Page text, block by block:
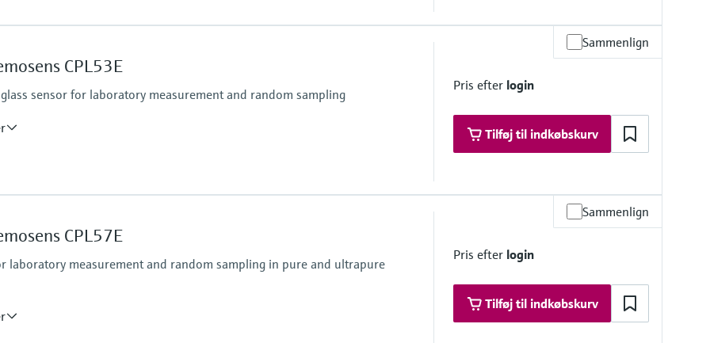
Sammenlign
CPL53E
sensor for laboratory measurement and random sampling
Pris efter login
Tilføj til indkøbskurv
°C (32 to 176 °F) application range)
Sammenlign
CPL57E
laboratory measurement and random sampling in pure and ultrapure
Pris efter login
Tilføj til indkøbskurv